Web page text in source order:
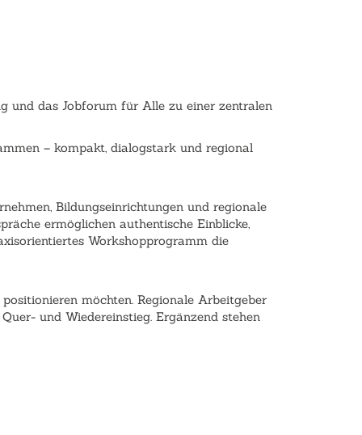
und das Jobforum für Alle zu einer zentralen
– kompakt, dialogstark und regional
Bildungseinrichtungen und regionale
ermöglichen authentische Einblicke,
Workshopprogramm die
möchten. Regionale Arbeitgeber
und Wiedereinstieg. Ergänzend stehen